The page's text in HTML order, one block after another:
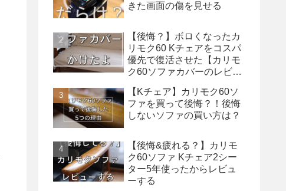
きた画面の傷を見せる
【後悔？】ボロくなったカ
リモク60 Kチェアをコスパ
優先で復活させた【カリモ
ク60ソファカバーのレビュ
【Kチェア】カリモク60ソ
ファを買って後悔？！後悔
しないソファの買い方は？
【後悔&疲れる？】カリモ
ク60ソファ Kチェア2シー
ター5年使ったからレビュ
ーする